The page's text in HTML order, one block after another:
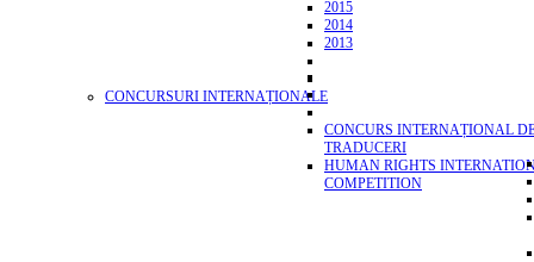
2015
2014
2013
CONCURSURI INTERNAȚIONALE
CONCURS INTERNAȚIONAL
TRADUCERI
HUMAN RIGHTS
COMPETITION